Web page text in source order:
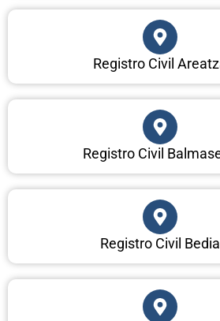
Registro Civil
Registro Civil
Registro Civil Bedia